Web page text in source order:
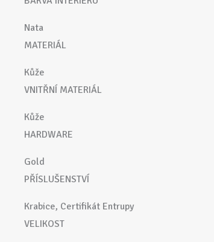
Nata
MATERIÁL
Kůže
VNITŘNÍ MATERIÁL
Kůže
HARDWARE
Gold
PŘÍSLUŠENSTVÍ
Krabice, Certifikát Entrupy
VELIKOST